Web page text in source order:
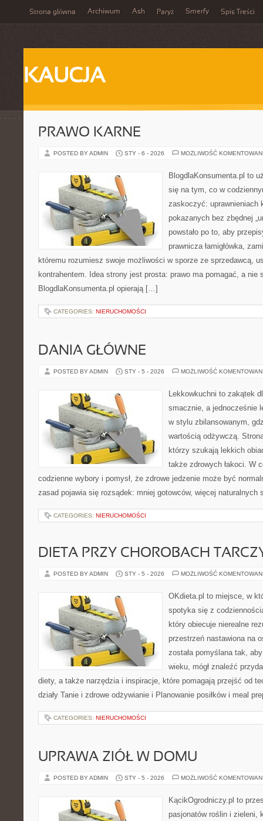
Strona główna Archiwum Ash Paryż Smerfy Spis Treści
KAUCJA
PRAWO KARNE
POSTED BY ADMIN STY - 6 - 2026 MOŻLIWOŚĆ
BlogdlaKonsumenta.pl to
się na tym, co w
zaskoczyć: uprawnieniach
pokazanych bez zbędnej
powstało po to, aby
prawnicza łamigłówka,
któremu rozumiesz swoje możliwości w sporze ze sprzedawcą,
kontrahentem. Idea strony jest prosta: prawo ma pomagać, a nie
BlogdlaKonsumenta.pl opierają […]
CATEGORIES: NIERUCHOMOŚCI
DANIA GŁÓWNE
POSTED BY ADMIN STY - 5 - 2026 MOŻLIWOŚĆ
Lekkowkuchni to zakątek
smacznie, a jednocześnie
w stylu zbilansowanym,
wartością odżywczą.
którzy szukają lekkich
także zdrowych łakoci. W
codzienne wybory i pomysł, że zdrowe jedzenie może być
zasad pojawia się rozsądek: mniej gotowców, więcej naturalnych
CATEGORIES: NIERUCHOMOŚCI
DIETA PRZY CHOROBACH
POSTED BY ADMIN STY - 5 - 2026 MOŻLIWOŚĆ
OKdieta.pl to miejsce, w
spotyka się z
który obiecuje nierealne
przestrzeń nastawiona na
została pomyślana tak,
wieku, mógł znaleźć
diety, a także narzędzia i inspiracje, które pomagają przejść od
działy Tanie i zdrowe odżywianie i Planowanie posiłków i meal
CATEGORIES: NIERUCHOMOŚCI
UPRAWA ZIÓŁ W DOMU
POSTED BY ADMIN STY - 5 - 2026 MOŻLIWOŚĆ
KącikOgrodniczy.pl to
pasjonatów roślin i zieleni,